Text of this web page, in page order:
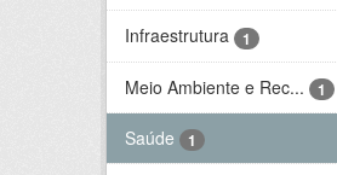
Infraestrutura 1
Meio Ambiente e Rec... 1
Saúde 1